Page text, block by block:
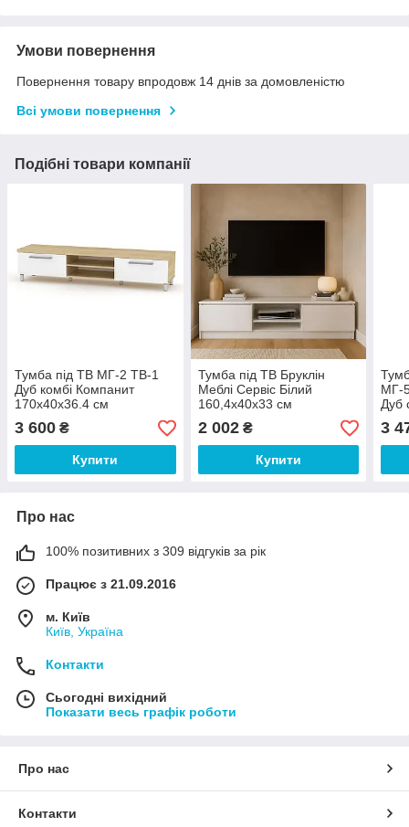
Умови повернення
Повернення товару впродовж 14 днів за домовленістю
Всі умови повернення
Подібні товари компанії
Тумба під ТВ МГ-2 ТВ-1
Дуб комбі Компанит
170х40х36.4 см
3 600 ₴
Купити
Тумба під ТВ Бруклін
Меблі Сервіс Білий
160,4х40х33 см
2 002₴
Купити
МГ-
Дуб
см)
3
Про нас
100% позитивних з 309 відгуків за рік
Працює з 21.09.2016
м. Київ
Київ, Україна
Контакти
Сьогодні вихідний
Показати весь графік роботи
Про нас
Контакти